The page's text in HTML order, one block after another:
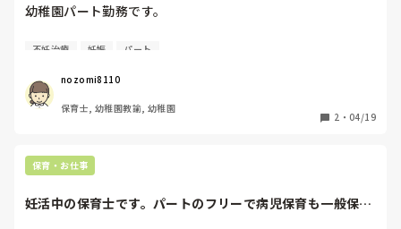
幼稚園パート勤務です。
今年から不妊治療を始めました。
しかし、職場内では妊娠したらやめないといけないという雰
囲気になっているようです。
気にせずに働こうと思っていますが心が持つか。
不妊治療 妊娠 パート
nozomi8110
保育士, 幼稚園教諭, 幼稚園
2 ・ 04/19
保育・お仕事
妊活中の保育士です。パートのフリーで病児保育も一般保育